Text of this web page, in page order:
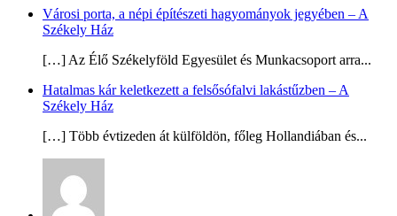
Városi porta, a népi építészeti hagyományok jegyében – A
Székely Ház
[…] Az Élő Székelyföld Egyesület és Munkacsoport arra...
Hatalmas kár keletkezett a felsősófalvi lakástűzben – A
Székely Ház
[…] Több évtizeden át külföldön, főleg Hollandiában és...